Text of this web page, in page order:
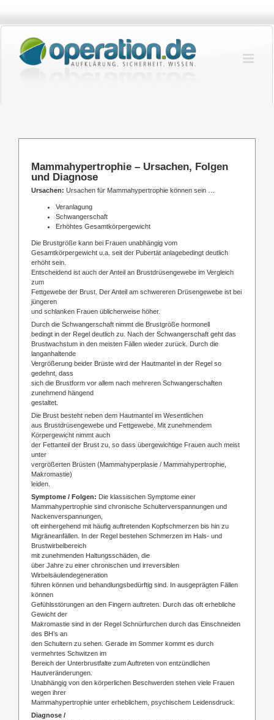
springen
Mammahypertrophie – Ursachen, Folgen
und Diagnose
Ursachen: Ursachen für Mammahypertrophie können sein …
Veranlagung
Schwangerschaft
Erhöhtes Gesamtkörpergewicht
Die Brustgröße kann bei Frauen unabhängig vom
Gesamtkörpergewicht u.a. seit der Pubertät anlagebedingt deutlich
erhöht sein.
Entscheidend ist auch der Anteil an Brustdrüsengewebe im Vergleich
zum
Fettgewebe der Brust. Der Anteil am schwereren Drüsengewebe ist bei
jüngeren
und schlanken Frauen üblicherweise höher.
Durch die Schwangerschaft nimmt die Brustgröße hormonell
bedingt in der Regel deutlich zu. Nach der Schwangerschaft geht das
Brustwachstum in den meisten Fällen wieder zurück. Durch die
langanhaltende
Vergrößerung beider Brüste wird der Hautmantel in der Regel so
gedehnt, dass
sich die Brustform vor allem nach mehreren Schwangerschaften
zunehmend hängend
gestaltet.
Die Brust besteht neben dem Hautmantel im Wesentlichen
aus Brustdrüsengewebe und Fettgewebe. Mit zunehmendem
Körpergewicht nimmt auch
der Fettanteil der Brust zu, so dass übergewichtige Frauen auch meist
unter
vergrößerten Brüsten (Mammahyperplasie / Mammahypertrophie,
Makromastie)
leiden.
Symptome / Folgen: Die klassischen Symptome einer
Mammahypertrophie sind chronische Schulterverspannungen und
Nackenverspannungen,
oft einhergehend mit häufig auftretenden Kopfschmerzen bis hin zu
Migräneanfällen. In der Regel bestehen Schmerzen im Hals- und
Brustwirbelbereich
mit zunehmenden Haltungsschäden, die
über Jahre zu einer chronischen und irreversiblen
Wirbelsäulendegeneration
führen können und behandlungsbedürftig sind. In ausgeprägten Fällen
können
Gefühlsstörungen an den Fingern auftreten. Durch das oft erhebliche
Gewicht der
Makromastie sind in der Regel Schnürfurchen durch das Einschneiden
des BH’s an
den Schultern zu sehen. Gerade im Sommer kommt es durch
vermehrtes Schwitzen im
Bereich der Unterbrustfalte zum Auftreten von entzündlichen
Hautveränderungen.
Unabhängig von den körperlichen Beschwerden stehen viele Frauen
wegen ihrer
Mammahypertrophie unter erheblichem, psychischem Leidensdruck.
Diagnose /